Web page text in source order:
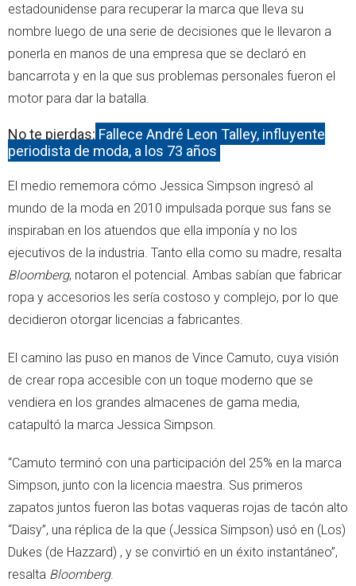
estadounidense para recuperar la marca que lleva su
nombre luego de una serie de decisiones que le llevaron a
ponerla en manos de una empresa que se declaró en
bancarrota y en la que sus problemas personales fueron el
motor para dar la batalla.
No te pierdas: Fallece André Leon Talley, influyente
periodista de moda, a los 73 años
El medio rememora cómo Jessica Simpson ingresó al
mundo de la moda en 2010 impulsada porque sus fans se
inspiraban en los atuendos que ella imponía y no los
ejecutivos de la industria. Tanto ella como su madre, resalta
Bloomberg, notaron el potencial. Ambas sabían que fabricar
ropa y accesorios les sería costoso y complejo, por lo que
decidieron otorgar licencias a fabricantes.
El camino las puso en manos de Vince Camuto, cuya visión
de crear ropa accesible con un toque moderno que se
vendiera en los grandes almacenes de gama media,
catapultó la marca Jessica Simpson.
“Camuto terminó con una participación del 25% en la marca
Simpson, junto con la licencia maestra. Sus primeros
zapatos juntos fueron las botas vaqueras rojas de tacón alto
“Daisy”, una réplica de la que (Jessica Simpson) usó en (Los)
Dukes (de Hazzard) , y se convirtió en un éxito instantáneo”,
resalta Bloomberg.